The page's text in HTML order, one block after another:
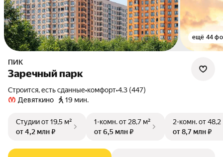
ещё 44
ПИК
Заречный парк
Строится, есть сданные•комфорт•4.3 (447)
Девяткино
19 мин.
Студииот 19,5 м²
от 4,2 млн ₽
1-комн.от 28,7 м²
от 6,5 млн ₽
2-комн.от 48,2
от 8,7 млн ₽